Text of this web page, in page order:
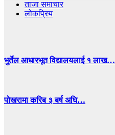
ताजा समाचार
लोकप्रिय
भुर्तेल आधारभूत विद्यालयलाई १ लाख…
पोखरामा करिब ३ बर्ष अघि…